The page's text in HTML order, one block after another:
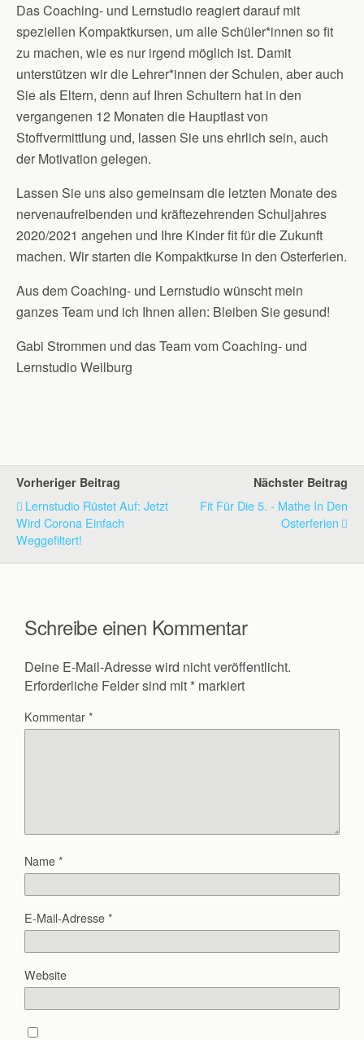
Das Coaching- und Lernstudio reagiert darauf mit
speziellen Kompaktkursen, um alle Schüler*innen so fit
zu machen, wie es nur irgend möglich ist. Damit
unterstützen wir die Lehrer*innen der Schulen, aber auch
Sie als Eltern, denn auf Ihren Schultern hat in den
vergangenen 12 Monaten die Hauptlast von
Stoffvermittlung und, lassen Sie uns ehrlich sein, auch
der Motivation gelegen.
Lassen Sie uns also gemeinsam die letzten Monate des
nervenaufreibenden und kräftezehrenden Schuljahres
2020/2021 angehen und Ihre Kinder fit für die Zukunft
machen. Wir starten die Kompaktkurse in den Osterferien.
Aus dem Coaching- und Lernstudio wünscht mein
ganzes Team und ich Ihnen allen: Bleiben Sie gesund!
Gabi Strommen und das Team vom Coaching- und
Lernstudio Weilburg
Vorheriger Beitrag
Lernstudio Rüstet Auf: Jetzt
Wird Corona Einfach
Weggefiltert!
Nächster Beitrag
Fit Für Die 5. - Mathe In Den
Osterferien
Schreibe einen Kommentar
Deine E-Mail-Adresse wird nicht veröffentlicht.
Erforderliche Felder sind mit * markiert
Kommentar*
Name*
E-Mail-Adresse*
Website